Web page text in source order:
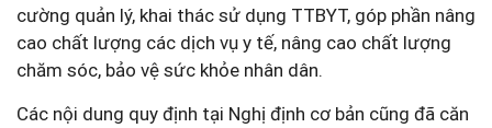
cường quản lý, khai thác sử dụng TTBYT, góp phần nâng
cao chất lượng các dịch vụ y tế, nâng cao chất lượng
chăm sóc, bảo vệ sức khỏe nhân dân.
Các nội dung quy định tại Nghị định cơ bản cũng đã căn